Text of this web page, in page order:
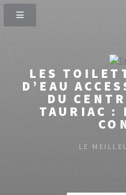
LES
D’EAU
DU
TAURIAC :
LE